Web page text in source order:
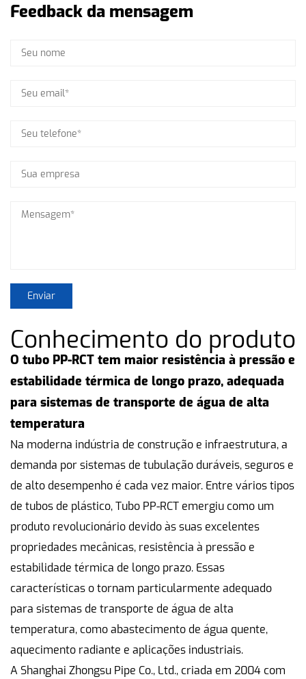
Feedback da mensagem
Conhecimento do produto
O tubo PP-RCT tem maior resistência à pressão e
estabilidade térmica de longo prazo, adequada
para sistemas de transporte de água de alta
temperatura
Na moderna indústria de construção e infraestrutura, a
demanda por sistemas de tubulação duráveis, seguros e
de alto desempenho é cada vez maior. Entre vários tipos
de tubos de plástico,Tubo PP-RCT emergiu como um
produto revolucionário devido às suas excelentes
propriedades mecânicas, resistência à pressão e
estabilidade térmica de longo prazo. Essas
características o tornam particularmente adequado
para sistemas de transporte de água de alta
temperatura, como abastecimento de água quente,
aquecimento radiante e aplicações industriais.
A Shanghai Zhongsu Pipe Co., Ltd., criada em 2004 com